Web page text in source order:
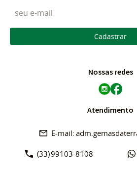
Cadastrar
Nossas redes
Atendimento
(33)99103-8108